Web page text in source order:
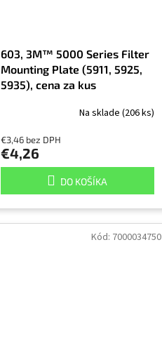
603, 3M™ 5000 Series Filter
Mounting Plate (5911, 5925,
5935), cena za kus
Na sklade (206 ks)
€3,46 bez DPH
€4,26
DO KOŠÍKA
Kód: 7000034750